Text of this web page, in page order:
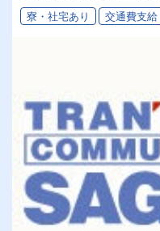
寮・社宅あり 交通費支給